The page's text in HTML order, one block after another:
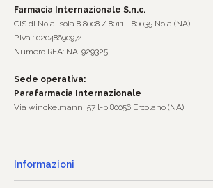
Farmacia Internazionale S.n.c.
CIS di Nola Isola 8 8008 / 8011 - 80035 Nola (NA)
P.Iva : 02048690974
Numero REA: NA-929325
Sede operativa:
Parafarmacia Internazionale
Via winckelmann, 57 l-p 80056 Ercolano (NA)
Informazioni